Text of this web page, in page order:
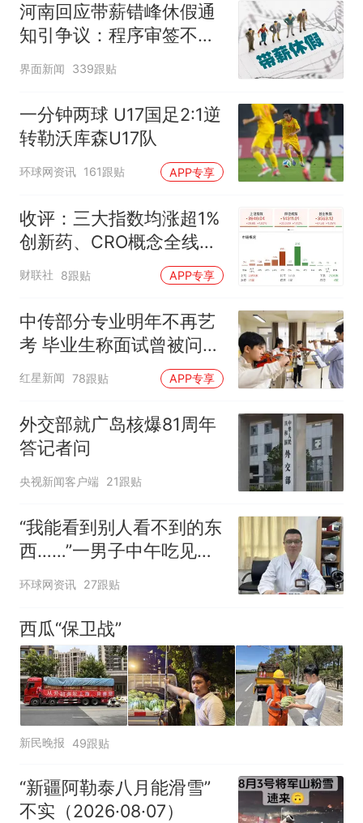
河南回应带薪错峰休假通
知引争议：程序审签不规
范，待修改后予以印发
界面新闻 339跟贴
一分钟两球 U17国足2:1逆
转勒沃库森U17队
环球网资讯 161跟贴 APP专享
收评：三大指数均涨超1%
创新药、CRO概念全线走
强
财联社 8跟贴 APP专享
中传部分专业明年不再艺
考 毕业生称面试曾被问
“如何策划晚会” 专家：遏
制“艺考捷径化”
红星新闻 78跟贴 APP专享
外交部就广岛核爆81周年
答记者问
央视新闻客户端 21跟贴
“我能看到别人看不到的东
西……”一男子中午吃见手
青没事，晚上再吃却出现
环球网资讯 27跟贴
西瓜“保卫战”
新民晚报 49跟贴
“新疆阿勒泰八月能滑雪”
不实（2026·08·07）